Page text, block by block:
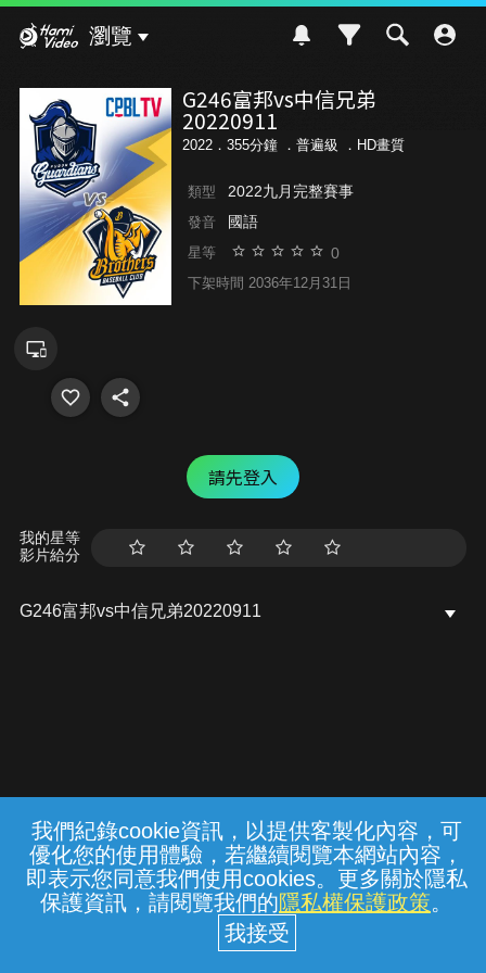
我們紀錄cookie資訊，以提供客製化內容，可
優化您的使用體驗，若繼續閱覽本網站內容，
即表示您同意我們使用cookies。更多關於隱私
保護資訊，請閱覽我們的隱私權保護政策。
瀏覽
G246富邦vs中信兄弟
20220911
2022．355分鐘 ． 普遍級 ．HD畫質
類型 2022九月完整賽事
發音 國語
星等 0
下架時間 2036年12月31日
請先登入
我的星等
影片給分
G246富邦vs中信兄弟20220911
常見問題 線上客服 服務條款 隱私權保護
中華電信股份有限公司個人家庭分公司
(統一編號：96979949) © 2026
{{notifyMsg}}